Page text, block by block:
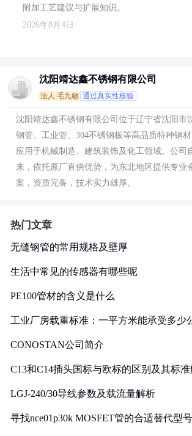
附加工艺建议与扩展知识。
2026年8月4日
沈阳靖达鑫不锈钢有限公司
法人:毛九敏 通过真实性核验
沈阳靖达鑫不锈钢有限公司位于辽宁省沈阳市
钢管、工业管、304不锈钢板等高品质特种钢
应用于机械制造、建筑装饰及化工领域。公司
来，依托原厂直供优势，为东北地区提供专业
案，资质完备，技术实力雄厚。
热门文章
无缝钢管的常用规格及壁厚
生活中常见的传感器有哪些呢
PE100管材的含义是什么
工业厂房载重标准：一平方米能承受多少
CONOSTAN公司简介
C13和C14插头国标与欧标的区别及其标
LGJ-240/30导线参数及载流量解析
寻找nce01p30k MOSFET管的合适替代型号